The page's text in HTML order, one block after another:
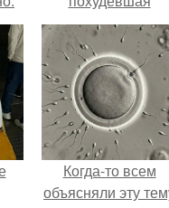
невестка
показала фигуру
откровенном
купальнике.
Когда-то всем
объясняли эту